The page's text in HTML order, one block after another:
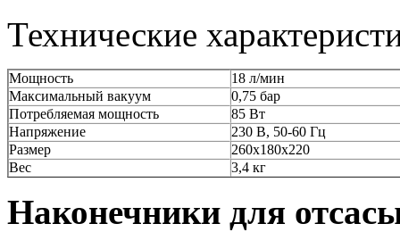
Технические
Мощность
18 л/мин
Максимальный вакуум
0,75 бар
Потребляемая мощность
85 Вт
Напряжение
230 В, 50-60 Гц
Размер
260х180х220
Вес
3,4 кг
Наконечники для